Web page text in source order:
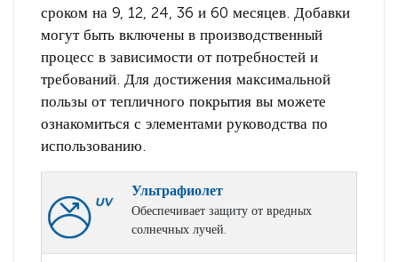
сроком на 9, 12, 24, 36 и 60 месяцев. Добавки
могут быть включены в производственный
процесс в зависимости от потребностей и
требований. Для достижения максимальной
пользы от тепличного покрытия вы можете
ознакомиться с элементами руководства по
использованию.
Ультрафиолет
Обеспечивает защиту от вредных
солнечных лучей.